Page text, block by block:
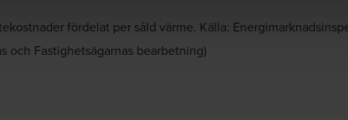
fördelat per såld värme. Källa:
och Fastighetsägarnas bearbetning)